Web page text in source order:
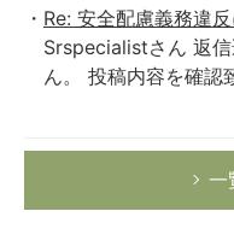
Re: 安全配慮義務違
Srspecialistさん 返
ん。 投稿内容を確認
一